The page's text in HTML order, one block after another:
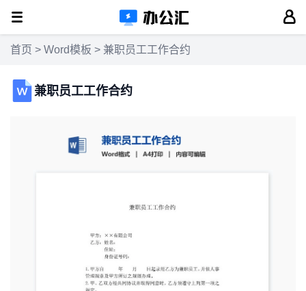
首页 > Word模板 > 兼职员工工作合约
兼职员工工作合约